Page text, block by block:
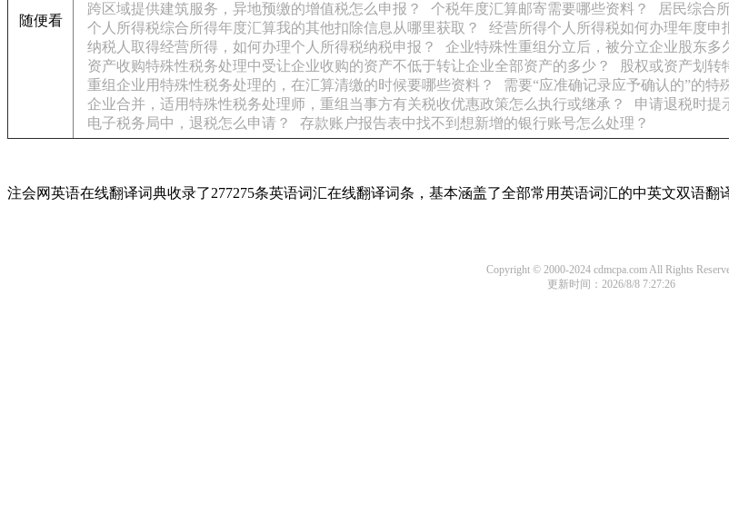
随便看
跨区域提供建筑服务，异地预缴的增值税怎么申报？
个税年度汇算邮寄需要哪些资料？
居民综合
个人所得税综合所得年度汇算我的其他扣除信息从哪里获取？
经营所得个人所得税如何办理年度申
纳税人取得经营所得，如何办理个人所得税纳税申报？
企业特殊性重组分立后，被分立企业股东多
资产收购特殊性税务处理中受让企业收购的资产不低于转让企业全部资产的多少？
股权或资产划转
重组企业用特殊性税务处理的，在汇算清缴的时候要哪些资料？
需要“应准确记录应予确认的”的特
企业合并，适用特殊性税务处理师，重组当事方有关税收优惠政策怎么执行或继承？
申请退税时提
电子税务局中，退税怎么申请？
存款账户报告表中找不到想新增的银行账号怎么处理？
注会网英语在线翻译词典收录了277275条英语词汇在线翻译词条，基本涵盖了全部常用英语词汇的中英文双语翻
Copyright © 2000-2024 cdmcpa.com All Rights
更新时间：2026/8/8 7:27:26